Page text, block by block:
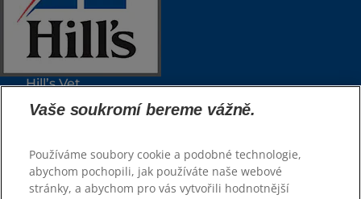
Krmivo pro vašeho mazlíčka
Vybrat krmivo
Rady a tipy
Mapa stránek
Naše stránky
Hill’s Vet
Kariéra
Vaše soukromí bereme vážně.
Používáme soubory cookie a podobné technologie,
abychom pochopili, jak používáte naše webové
stránky, a abychom pro vás vytvořili hodnotnější